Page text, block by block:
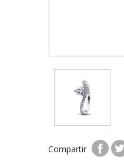
Compartir